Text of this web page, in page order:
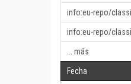
info:eu-repo/
info:eu-repo/
... más
Fecha